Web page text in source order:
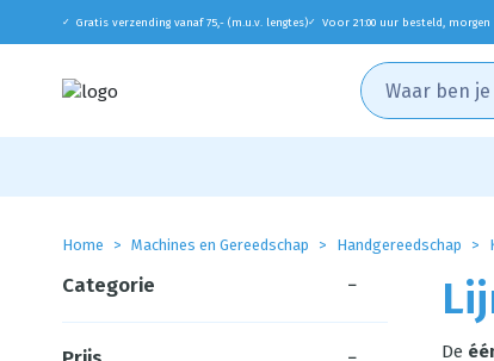
✓ Gratis verzending vanaf 75,- (m.u.v. lengtes)✓ Voor 21:00 uur besteld,
Home Machines en Gereedschap Handgereedschap
De
Categorie −